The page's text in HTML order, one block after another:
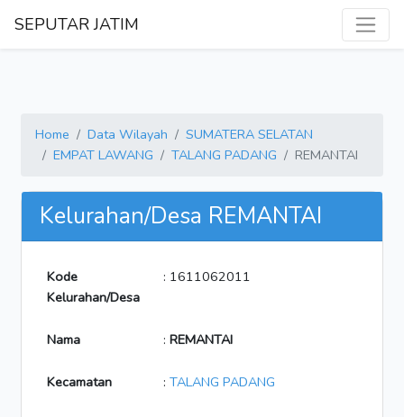
SEPUTAR JATIM
Home Data Wilayah
SUMATERA SELATAN
EMPAT LAWANG
TALANG PADANG REMANTAI
Kelurahan/Desa REMANTAI
Kode
Kelurahan/Desa
: 1611062011
Nama : REMANTAI
Kecamatan : TALANG PADANG